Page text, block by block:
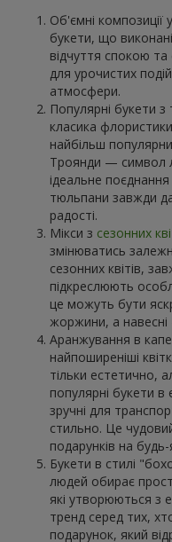
Об'ємні композиції
букети, що
відчуття спокою
для урочистих
атмосфери.
Популярні букети
класика
найбільш
Троянди — символ
ідеальне
тюльпани завжди
радості.
Мікси з сезонних
змінюватись
сезонних квітів,
підкреслюють
це можуть бути
жоржини, а навесні
Аранжування в
найпоширеніші
тільки естетично,
популярні букети
зручні для
стильно. Це
подарунків на будь-
Букети в стилі
людей обирає
які утворюються з
тренд серед тих,
подарунок, який